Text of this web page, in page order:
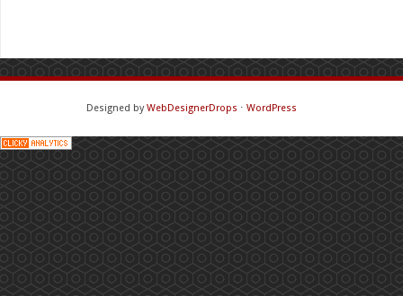
Designed byWebDesignerDrops ⋅ WordPress